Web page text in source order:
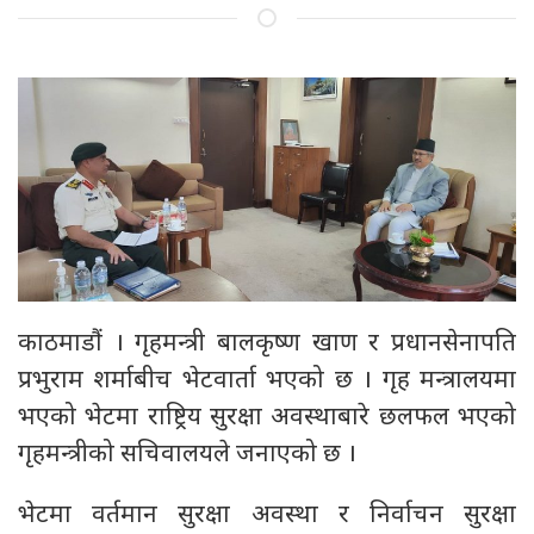
काठमाडौं । गृहमन्त्री बालकृष्ण खाण र प्रधानसेनापति
प्रभुराम शर्माबीच भेटवार्ता भएको छ । गृह मन्त्रालयमा
भएको भेटमा राष्ट्रिय सुरक्षा अवस्थाबारे छलफल भएको
गृहमन्त्रीको सचिवालयले जनाएको छ ।
भेटमा वर्तमान सुरक्षा अवस्था र निर्वाचन सुरक्षा